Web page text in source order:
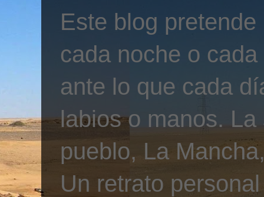
Este blog
cada noche o
ante lo que cada
labios o manos.
pueblo, La
Un retrato